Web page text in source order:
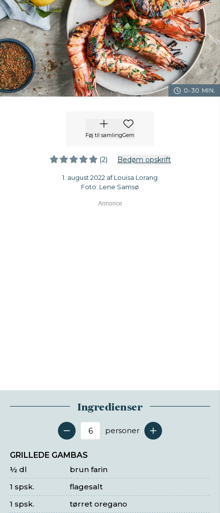
0-30 MIN.
Føj til samlingGem
(2) Bedøm opskrift
1. august 2022 af Louisa Lorang
Foto: Lene Samsø
Ingredienser
Antal serveringer
personer
GRILLEDE GAMBAS
brun farin
½ dl
flagesalt
1 spsk.
tørret oregano
1 spsk.